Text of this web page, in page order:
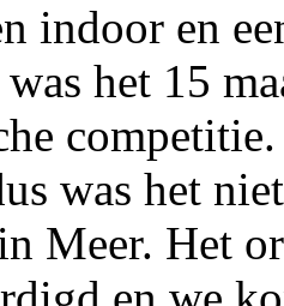
indoor en
was het 15
was het
Meer. Het